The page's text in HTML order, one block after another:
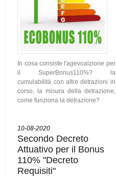
In cosa consiste l'agevoalzione per
il SuperBonus110%? la
cumulabilità con altre detrazioni in
corso, la misura della detrazione,
come funziona la detrazione?
10-08-2020
Secondo Decreto
Attuativo per il Bonus
110% "Decreto
Requisiti"